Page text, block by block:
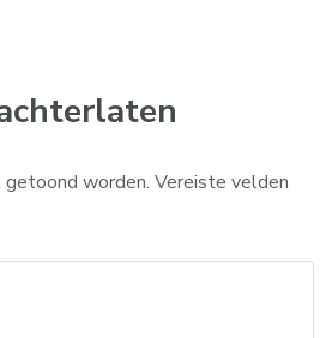
getoond worden. Vereiste velden